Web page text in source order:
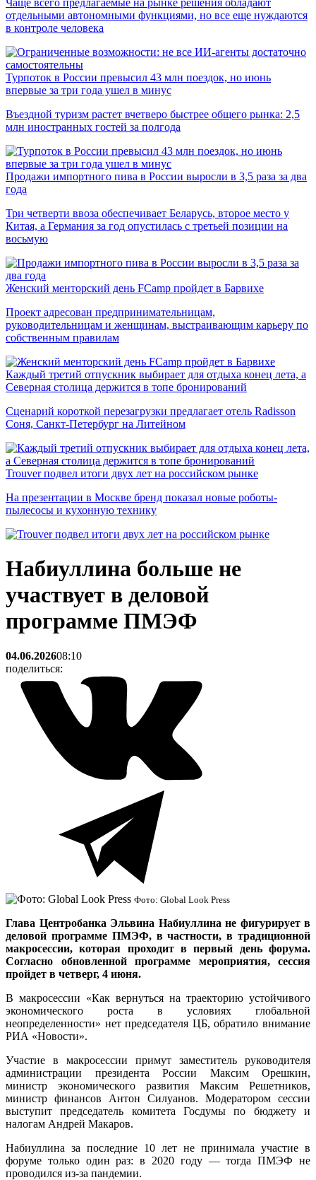
Чаще всего предлагаемые на рынке решения обладают
отдельными автономными функциями, но все еще нуждаются
в контроле человека
Турпоток в России превысил 43 млн поездок, но июнь
впервые за три года ушел в минус
Въездной туризм растет вчетверо быстрее общего рынка: 2,5
млн иностранных гостей за полгода
Продажи импортного пива в России выросли в 3,5 раза за два
года
Три четверти ввоза обеспечивает Беларусь, второе место у
Китая, а Германия за год опустилась с третьей позиции на
восьмую
Женский менторский день FCamp пройдет в Барвихе
Проект адресован предпринимательницам,
руководительницам и женщинам, выстраивающим карьеру по
собственным правилам
Каждый третий отпускник выбирает для отдыха конец лета, а
Северная столица держится в топе бронирований
Сценарий короткой перезагрузки предлагает отель Radisson
Соня, Санкт-Петербург на Литейном
Trouver подвел итоги двух лет на российском рынке
На презентации в Москве бренд показал новые роботы-
пылесосы и кухонную технику
Набиуллина больше не
участвует в деловой
программе ПМЭФ
04.06.202608:10
поделиться:
Фото: Global Look Press
Глава Центробанка Эльвина Набиуллина не фигурирует в
деловой программе ПМЭФ, в частности, в традиционной
макросессии, которая проходит в первый день форума.
Согласно обновленной программе мероприятия, сессия
пройдет в четверг, 4 июня.
В макросессии «Как вернуться на траекторию устойчивого
экономического роста в условиях глобальной
неопределенности» нет председателя ЦБ, обратило внимание
РИА «Новости».
Участие в макросессии примут заместитель руководителя
администрации президента России Максим Орешкин,
министр экономического развития Максим Решетников,
министр финансов Антон Силуанов. Модератором сессии
выступит председатель комитета Госдумы по бюджету и
налогам Андрей Макаров.
Набиуллина за последние 10 лет не принимала участие в
форуме только один раз: в 2020 году — тогда ПМЭФ не
проводился из-за пандемии.